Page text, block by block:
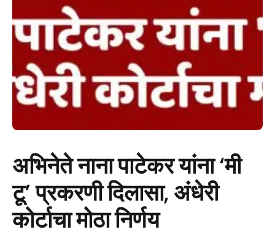
अभिनेते नाना पाटेकर यांना ‘मी
टू’ प्रकरणी दिलासा, अंधेरी
कोर्टाचा मोठा निर्णय